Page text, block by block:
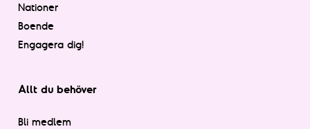
Nationer
Boende
Engagera dig!
Allt du behöver
Bli medlem